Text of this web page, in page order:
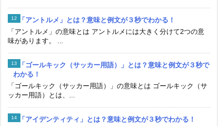
「アントルメ」とは？意味と例文が３秒でわかる！
「アントルメ」の意味とは アントルメには大きく分けて2つの意
味があります。 ...
「ゴールキック（サッカー用語）」とは？意味と例文が３秒で
わかる！
「ゴールキック（サッカー用語）」の意味とは ゴールキック（サ
ッカー用語）とは、...
「アイデンティティ」とは？意味と例文が３秒でわかる！